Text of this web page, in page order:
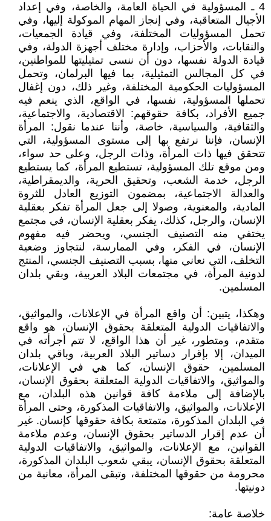
4 ـ المسؤولية في الحياة العامة، والخاصة، وفي إعداد
الأجيال المتعاقبة، وفي إنجاز المهام الموكولة إليها، وفي
تحمل المسؤوليات المختلفة، وفي قيادة الجمعيات،
والنقابات، والأحزاب، وإدارة مختلف أجهزة الدولة، وفي
قيادة الدولة نفسها، دون أن ننسى تمثيليتها للمواطنين،
في كل المجالس التمثيلية، بما فيها البرلمان، وتحمل
المسؤوليات الحكومية المختلفة، وغير ذلك، دون إغفال
تحملها المسؤولية، نفسها، في الواقع، الذي ينعم فيه
جميع الأفراد، بكافة حقوقهم: الاقتصادية، والاجتماعية،
والثقافية، والسياسية، خاصة، وأننا عندما نقول: المرأة
الإنسان، فإننا نرتفع بها إلى مستوى المسؤولية، التي
تتحقق فيها ذات المرأة، وذات الرجل، وعلى حد سواء،
ومن موقع تلك المسؤولية، تستطيع المرأة، كما يستطيع
الرجل، خدمة الشعب، وتحقيق الحرية، والديمقراطية،
والعدالة الاجتماعية، بمضمون التوزيع العادل للثروة
المادية، والمعنوية، وصولا إلى جعل المرأة تفكر بعقلية
الإنسان، والرجل، كذلك، يفكر بعقلية الإنسان، في مجتمع
يختفي منه التصنيف الجنسي، ويحضر فيه مفهوم
الإنسان، في الفكر، وفي الممارسة، لنتجاوز وضعية
التخلف، التي نعاني منها، بسبب التصنيف الجنسي، المنتج
لدونية المرأة، في مجتمعات البلاد العربية، وبقي بلدان
المسلمين.
وهكذا، يتبين: أن واقع المرأة في الإعلانات، والمواثيق،
والاتفاقيات الدولية المتعلقة بحقوق الإنسان، هو واقع
متقدم، ومتطور، غير أن هذا الواقع، لا تتم أجرأته في
الميدان، إلا بإقرار دساتير البلاد العربية، وباقي بلدان
المسلمين، حقوق الإنسان، كما هي في الإعلانات،
والمواثيق، والاتفاقيات الدولية المتعلقة بحقوق الإنسان،
بالإضافة إلى ملاءمة كافة قوانين هذه البلدان، مع
الإعلانات، والمواثيق، والاتفاقيات المذكورة، وحتى المرأة
في البلدان المذكورة، متمتعة بكافة حقوقها كإنسان. غير
أن عدم إقرار الدساتير بحقوق الإنسان، وعدم ملاءمة
القوانين، مع الإعلانات، والمواثيق، والاتفاقيات الدولية
المتعلقة بحقوق الإنسان، يبقي شعوب البلدان المذكورة،
محرومة من حقوقها المختلفة، وتبقى المرأة، معانية من
دونيتها.
خلاصة عامة: